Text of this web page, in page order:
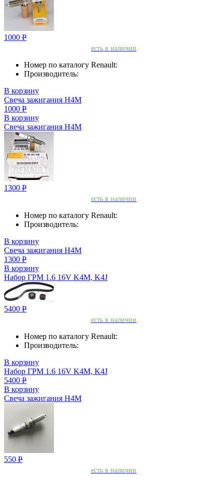
1000 Р
есть в наличии
Номер по каталогу Renault:
Производитель:
В корзину
Свеча зажигания H4M
1000 Р
В корзину
Свеча зажигания H4M
1300 Р
есть в наличии
Номер по каталогу Renault:
Производитель:
В корзину
Свеча зажигания H4M
1300 Р
В корзину
Набор ГРМ 1.6 16V K4M, K4J
5400 Р
есть в наличии
Номер по каталогу Renault:
Производитель:
В корзину
Набор ГРМ 1.6 16V K4M, K4J
5400 Р
В корзину
Свеча зажигания H4M
550 Р
есть в наличии